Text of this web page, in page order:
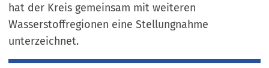
hat der Kreis gemeinsam mit weiteren
Wasserstoffregionen eine Stellungnahme
unterzeichnet.